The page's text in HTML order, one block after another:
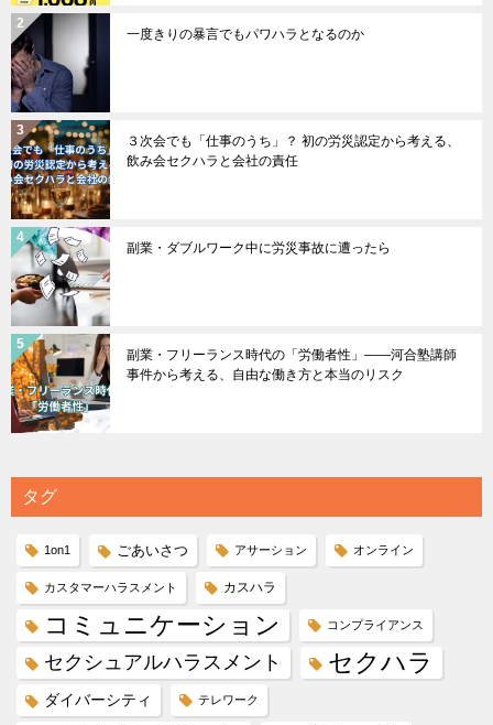
一度きりの暴言でもパワハラとなるのか
３次会でも「仕事のうち」？ 初の労災認定から考える、
飲み会セクハラと会社の責任
副業・ダブルワーク中に労災事故に遭ったら
副業・フリーランス時代の「労働者性」――河合塾講師
事件から考える、自由な働き方と本当のリスク
タグ
1on1 ごあいさつ アサーション オンライン
カスタマーハラスメント カスハラ
コミュニケーション コンプライアンス
セクシュアルハラスメント セクハラ
ダイバーシティ テレワーク